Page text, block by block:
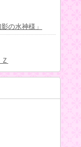
の水神様」